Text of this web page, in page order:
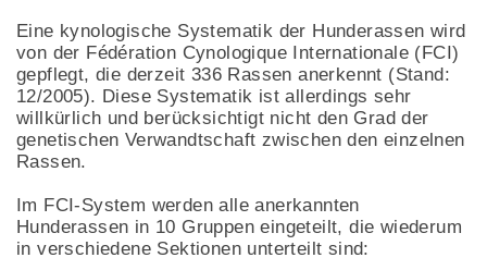
Eine kynologische Systematik der Hunderassen wird
von der Fédération Cynologique Internationale (FCI)
gepflegt, die derzeit 336 Rassen anerkennt (Stand:
12/2005). Diese Systematik ist allerdings sehr
willkürlich und berücksichtigt nicht den Grad der
genetischen Verwandtschaft zwischen den einzelnen
Rassen.
Im FCI-System werden alle anerkannten
Hunderassen in 10 Gruppen eingeteilt, die wiederum
in verschiedene Sektionen unterteilt sind: